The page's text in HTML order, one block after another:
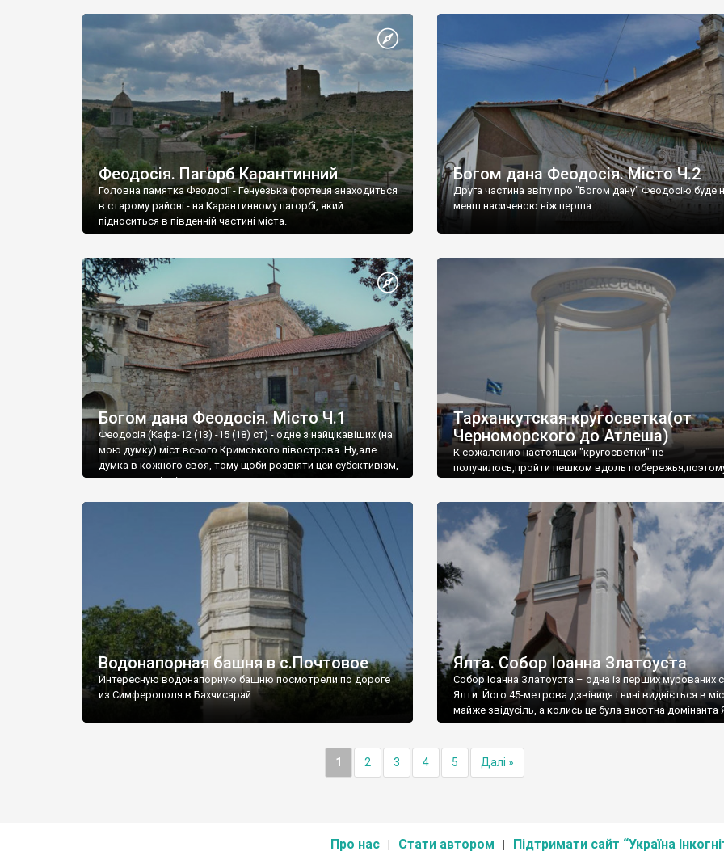
Феодосія. Пагорб Карантинний
Головна памятка Феодосії - Генуезька фортеця знаходиться
в старому районі - на Карантинному пагорбі, який
підноситься в південній частині міста.
Богом дана Феодосія. Місто Ч.2
Друга частина звіту про "Богом дану" Феодосію буде
менш насиченою ніж перша.
Богом дана Феодосія. Місто Ч.1
Феодосія (Кафа-12 (13) -15 (18) ст) - одне з найцікавіших (на
мою думку) міст всього Кримського півострова .Ну,але
думка в кожного своя, тому щоби розвіяти цей субєктивізм,
запрошую відвідати це
Тарханкутская кругосветка(от
Черноморского до Атлеша)
К сожалению настоящей "кругосветки" не
получилось,пройти пешком вдоль
Водонапорная башня в с.Почтовое
Интересную водонапорную башню посмотрели по дороге
из Симферополя в Бахчисарай.
Ялта. Собор Іоанна Златоуста
Собор Іоанна Златоуста – одна із перших мурованих
Ялти. Його 45-метрова дзвіниця і нині видніється в
майже звідусіль, а колись це була висотна домінанта
1 2 3 4 5 Далі »
Про нас Стати автором Підтримати сайт “Україна